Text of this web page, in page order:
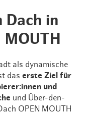
Dach in
als dynamische
daserste Ziel für
und
und Über-den-
OPEN MOUTH